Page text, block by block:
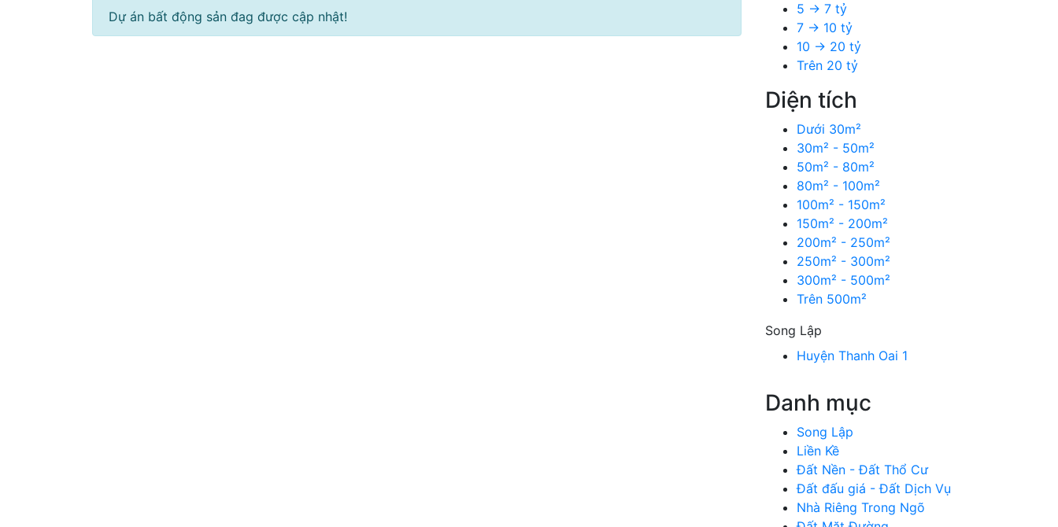
Dự án bất động sản đag được cập nhật!
5 → 7 tỷ
7 → 10 tỷ
10 → 20 tỷ
Trên 20 tỷ
Diện tích
Dưới 30m²
30m² - 50m²
50m² - 80m²
80m² - 100m²
100m² - 150m²
150m² - 200m²
200m² - 250m²
250m² - 300m²
300m² - 500m²
Trên 500m²
Song Lập
Huyện Thanh Oai 1
Danh mục
Song Lập
Liền Kề
Đất Nền - Đất Thổ Cư
Đất đấu giá - Đất Dịch Vụ
Nhà Riêng Trong Ngõ